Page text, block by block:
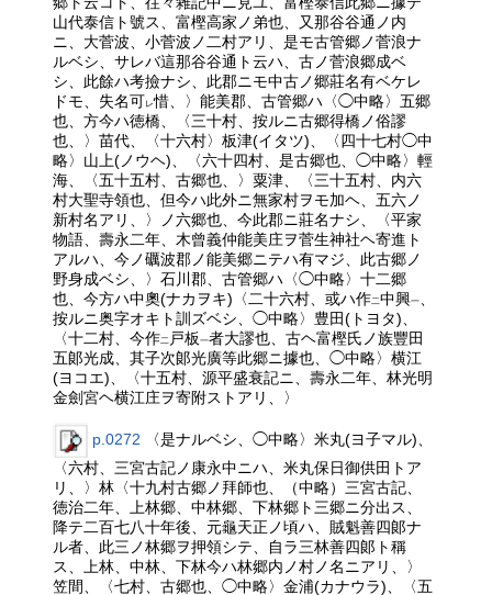
山代泰信ト號ス、富樫高家ノ弟也、又那谷谷通ノ内
ニ、大菅波、小菅波ノ二村アリ、是モ古管郷ノ菅浪ナ
ルベシ、サレバ這那谷谷通ト云ハ、古ノ菅浪郷成ベ
シ、此餘ハ考撿ナシ、此郡ニモ中古ノ郷莊名有ベケレ
ドモ、失名可レ惜、〉能美郡、古管郷ハ〈◯中略〉五郷
也、方今ハ徳橋、〈三十村、按ルニ古郷得橋ノ俗謬
也、〉苗代、〈十六村〉板津(イタツ)、〈四十七村◯中
略〉山上(ノウヘ)、〈六十四村、是古郷也、◯中略〉輕
海、〈五十五村、古郷也、〉粟津、〈三十五村、内六
村大聖寺領也、但今ハ此外ニ無家村ヲモ加ヘ、五六ノ
新村名アリ、〉ノ六郷也、今此郡ニ莊名ナシ、〈平家
物語、壽永二年、木曾義仲能美庄ヲ菅生神社ヘ寄進ト
アルハ、今ノ礪波郡ノ能美郷ニテハ有マジ、此古郷ノ
野身成ベシ、〉石川郡、古管郷ハ〈◯中略〉十二郷
也、今方ハ中奧(ナカヲキ)〈二十六村、或ハ作二中興一
按ルニ奥字オキト訓ズベシ、◯中略〉豊田(トヨタ)、
〈十二村、今作二 戸板一者大謬也、古ヘ富樫氏ノ族豐田
五郞光成、其子次郞光廣等此郷ニ據也、◯中略〉横江
(ヨコエ)、〈十五村、源平盛衰記ニ、壽永二年、林光明
金劍宮ヘ横江庄ヲ寄附ストアリ、〉
p.0272 〈是ナルベシ、◯中略〉米丸(ヨ子マル)、
〈六村、三宮古記ノ康永中ニハ、米丸保日御供田トア
リ、〉林〈十九村古郷ノ拜師也、（中略）三宮古記、
徳治二年、上林郷、中林郷、下林郷ト三郷ニ分出ス、
降テ二百七八十年後、元龜天正ノ頃ハ、賊魁善四郞ナ
ル者、此三ノ林郷ヲ押領シテ、自ラ三林善四郞ト稱
ス、上林、中林、下林今ハ林郷内ノ村ノ名ニアリ、〉
笠間、〈七村、古郷也、◯中略〉金浦(カナウラ)、〈五